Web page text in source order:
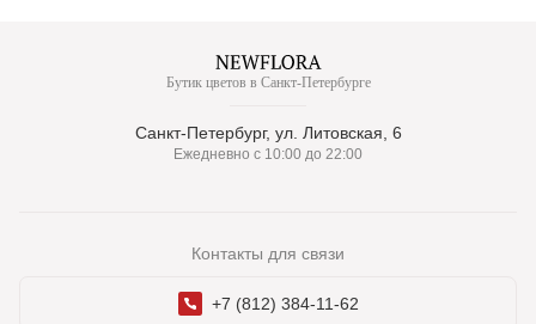
Бутик цветов в Санкт-Петербурге
Санкт-Петербург, ул. Литовская, 6
Ежедневно с 10:00 до 22:00
Контакты для связи
+7 (812) 384-11-62